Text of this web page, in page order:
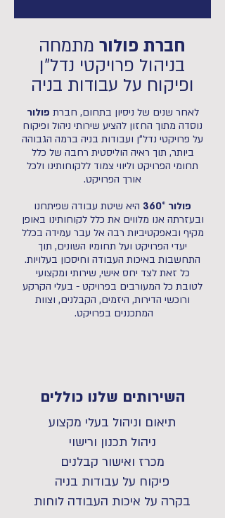
חברת פולור מתמחה
בניהול פרויקטי נדל"ן
ופיקוח על עבודות בניה
לאחר שנים של ניסיון בתחום, חברת פולור
נוסדה מתוך החזון להציע שירותי ניהול ופיקוח
על פרויקטי נדל"ן ועבודות בניה ברמה הגבוהה
ביותר, תוך ראיה הוליסטית רחבה של כלל
תחומי הפרויקט וליווי צמוד ללקוחותינו ולכל
אורך הפרויקט.
פולור 360°
היא שיטת עבודה שפיתחנו
ובעזרתה אנו מלווים את כלל לקוחותינו באופן
מקיף ובאפקטיביות רבה אל עבר עמידה בכלל
יעדי הפרויקט ועל תחומיו השונים, תוך
התחשבות באיכות העבודה וחיסכון בעלויות.
כל זאת לצד יחס אישי, שירותי ומקצועי
לטובת כל המעורבים בפרויקט - בעלי הקרקע
ורוכשי הדירות, היזמים, הקבלנים, וצוות
המתכננים בפרויקט.
השירותים שלנו כוללים
תיאום וניהול בעלי מקצוע
ניהול תכנון ורישוי
מכרז ואישור קבלנים
פיקוח על עבודות בניה
בקרה על איכות העבודה לוחות